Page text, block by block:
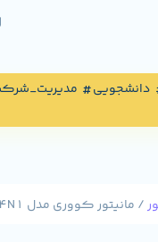
دانشجویی
/ مانیتور کووری مدل 24N1 سایز 24 اینچ